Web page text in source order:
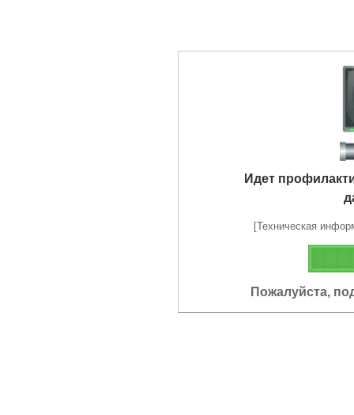
Идет
[Техническая
Пожалуйста,